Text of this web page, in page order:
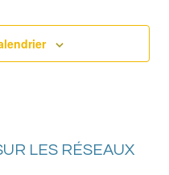
LES RÉSEAUX